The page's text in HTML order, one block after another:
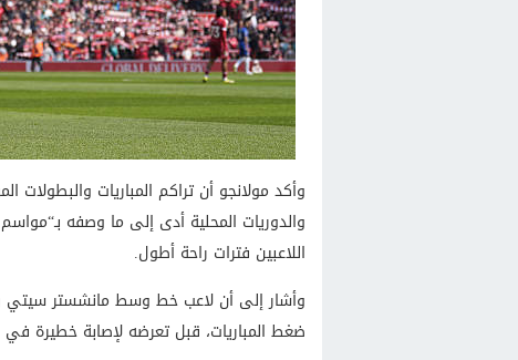
وأكد مولانجو أن تراكم المباريات والبطولات
والدوريات المحلية أدى إلى ما وصفه
اللاعبين فترات راحة أطول.
وأشار إلى أن لاعب خط وسط مانشستر سيتي
ضغط المباريات، قبل تعرضه لإصابة خطيرة في